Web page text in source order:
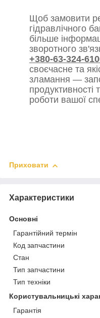
Щоб замовити
гідравлічного
більше
зворотного
+380-63-324-
своєчасне та
зламання —
продуктивності
роботи вашої
Приховати
Характеристики
Основні
Гарантійний термін
Код запчастини
Стан
Тип запчастини
Тип техніки
Користувальницькі
Гарантія